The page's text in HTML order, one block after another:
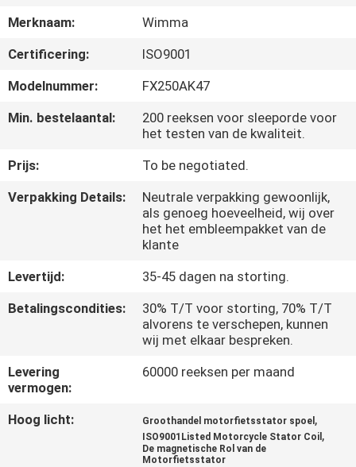
OVER
ONS
KWALITEITSCONTROLE
NIEUWS
EEN
OFFERTE
PRIVACYBELEID
Merknaam:
Wimma
Certificering:
ISO9001
Modelnummer:
FX250AK47
Min. bestelaantal:
200 reeksen voor sleeporde voor
het testen van de kwaliteit.
Prijs:
To be negotiated.
Verpakking Details:
Neutrale verpakking gewoonlijk,
als genoeg hoeveelheid, wij over
het het embleempakket van de
klante
Levertijd:
35-45 dagen na storting.
Betalingscondities:
30% T/T voor storting, 70% T/T
alvorens te verschepen, kunnen
wij met elkaar bespreken.
Levering
vermogen:
60000 reeksen per maand
Hoog licht: Groothandel motorfietsstator spoel ,
ISO9001Listed Motorcycle Stator Coil ,
De magnetische Rol van de
Motorfietsstator